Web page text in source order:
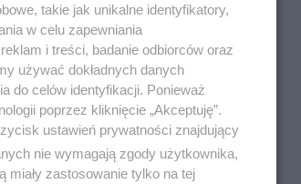
takie jak unikalne identyfikatory,
w celu zapewniania
i treści, badanie odbiorców oraz
używać dokładnych danych
do celów identyfikacji. Ponieważ
poprzez kliknięcie „Akceptuję”.
ustawień prywatności znajdujący
nie wymagają zgody użytkownika,
zastosowanie tylko na tej